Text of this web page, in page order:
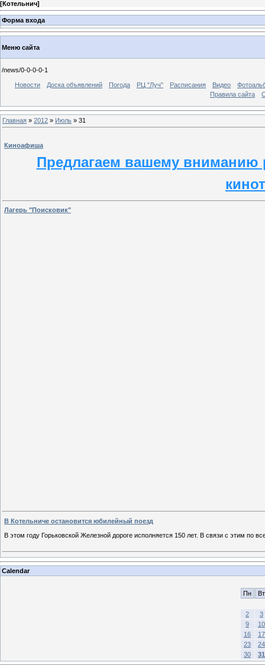
[Котельнич]
Форма входа
Меню сайта
/news/0-0-0-0-1
Новости Доска объявлений Погода РЦ "Луч" Расписания Видео
Правила сайта
Главная » 2012 » Июль » 31
Киноафиша
Предлагаем вашему вниманию
Лагерь "Поисковик"
В Котельниче остановится юбилейный поезд
В этом году Горьковской Железной дороге исполняется 150 лет. В связи с этим по
Calendar
Пн Вт
2
3
9
10
16
17
23
24
30
31